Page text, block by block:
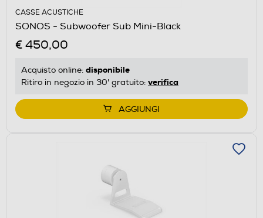
CASSE ACUSTICHE
SONOS - Subwoofer Sub Mini-Black
€ 450,00
Acquisto online: disponibile
Ritiro in negozio in 30' gratuito: verifica
AGGIUNGI